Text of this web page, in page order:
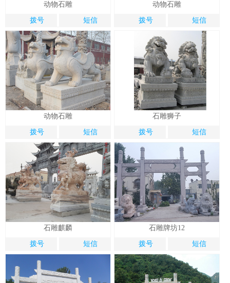
动物石雕
拨号 短信
动物石雕
拨号 短信
动物石雕
拨号 短信
石雕狮子
拨号 短信
石雕麒麟
拨号 短信
石雕牌坊12
拨号 短信